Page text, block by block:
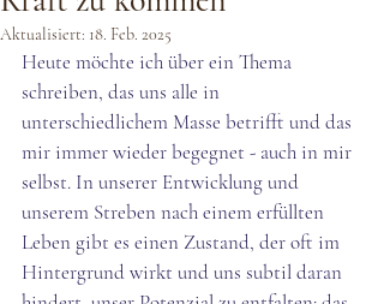
Aktualisiert: 18. Feb. 2025
Heute möchte ich über ein Thema
schreiben, das uns alle in
unterschiedlichem Masse betrifft und das
mir immer wieder begegnet - auch in mir
selbst. In unserer Entwicklung und
unserem Streben nach einem erfüllten
Leben gibt es einen Zustand, der oft im
Hintergrund wirkt und uns subtil daran